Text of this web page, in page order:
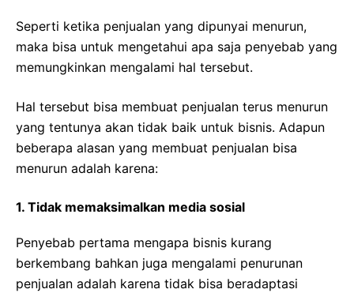
Seperti ketika penjualan yang dipunyai menurun,
maka bisa untuk mengetahui apa saja penyebab yang
memungkinkan mengalami hal tersebut.
Hal tersebut bisa membuat penjualan terus menurun
yang tentunya akan tidak baik untuk bisnis. Adapun
beberapa alasan yang membuat penjualan bisa
menurun adalah karena:
1. Tidak memaksimalkan media sosial
Penyebab pertama mengapa bisnis kurang
berkembang bahkan juga mengalami penurunan
penjualan adalah karena tidak bisa beradaptasi